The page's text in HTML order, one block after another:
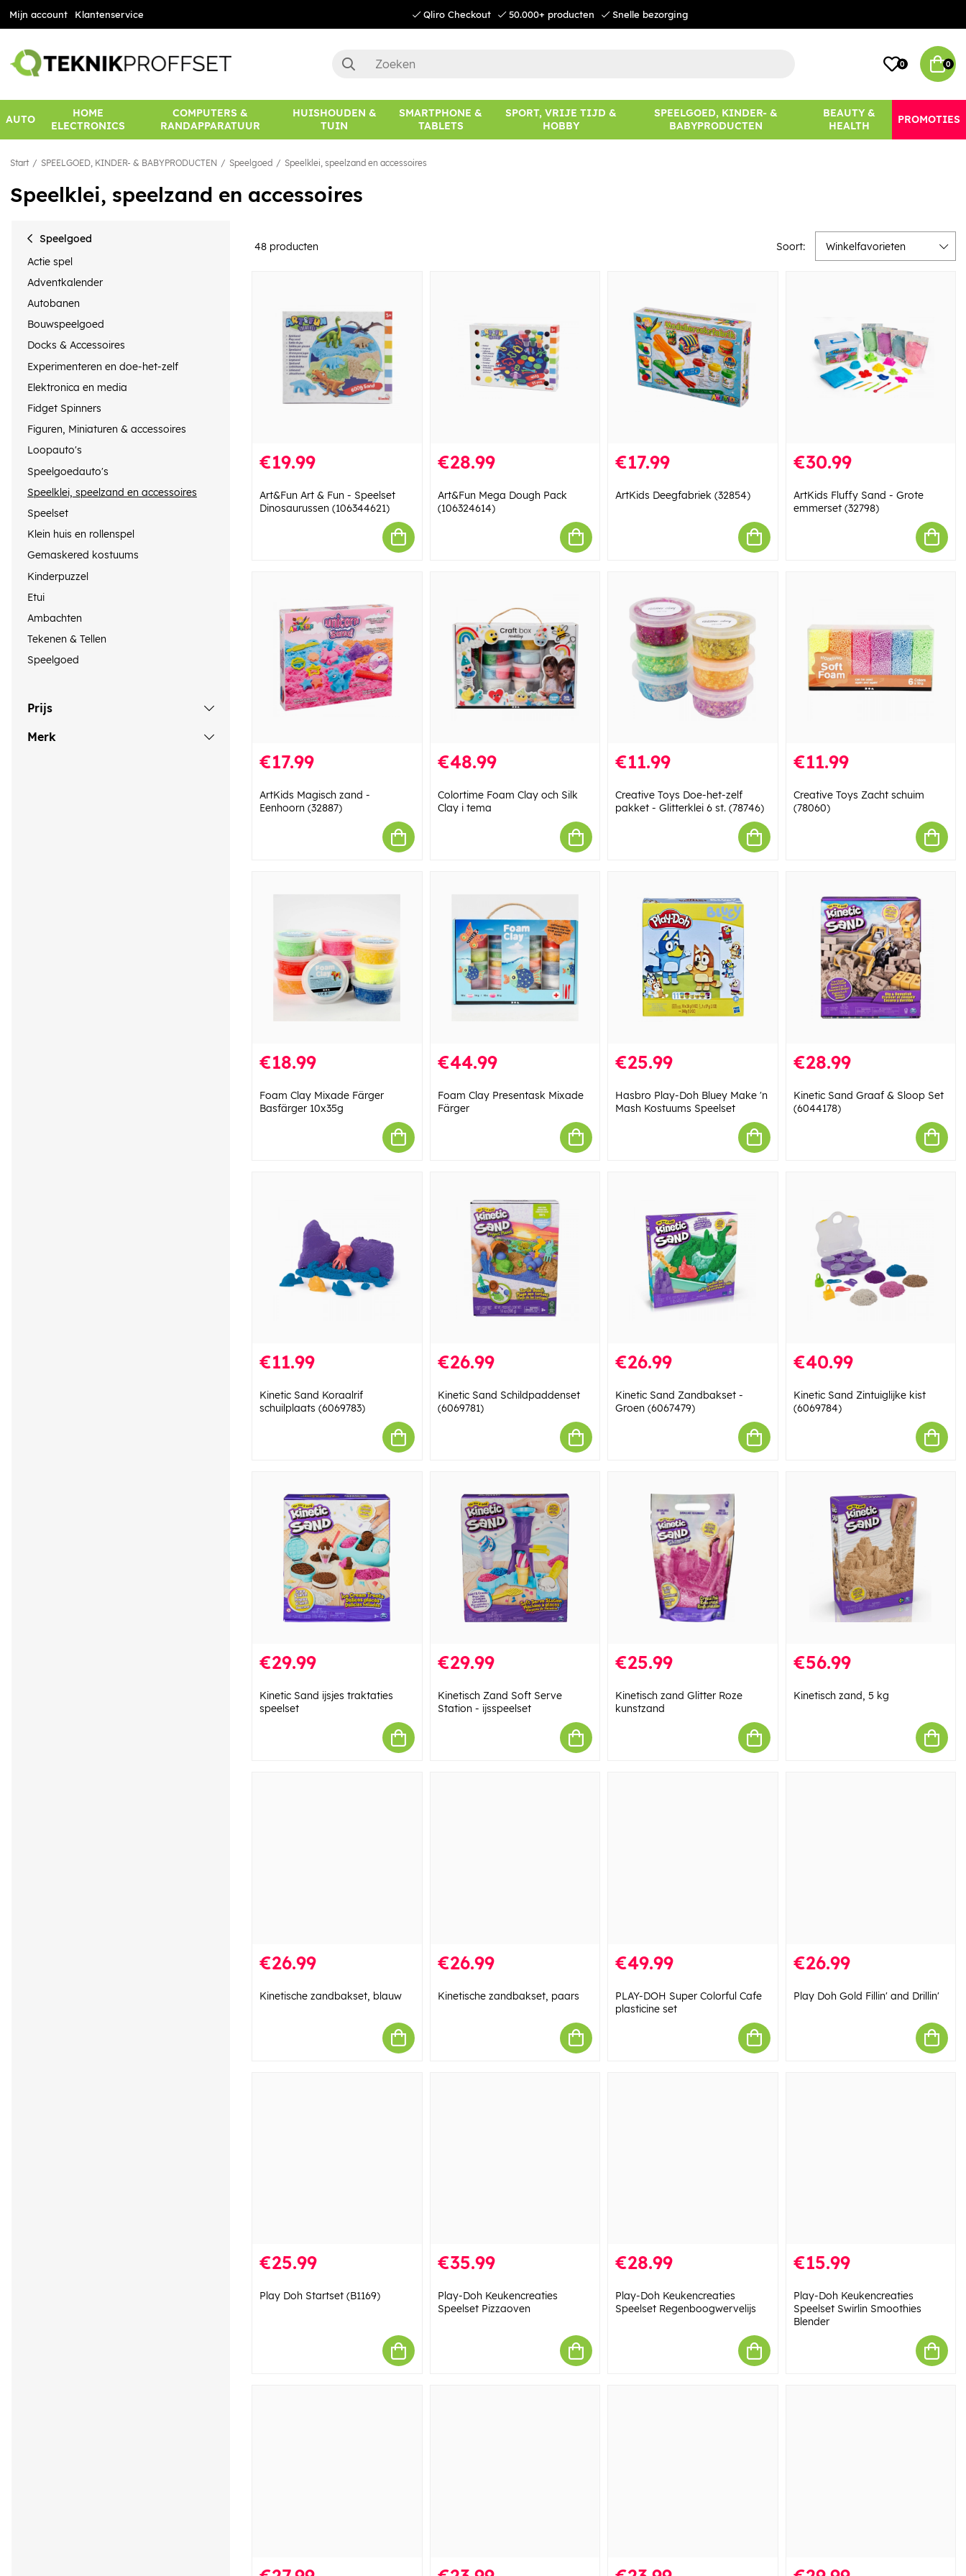
Mijn account Klantenservice Qliro Checkout 50.000+ producten Snelle bezorging
0 0
AUTO
HOME
ELECTRONICS
COMPUTERS &
RANDAPPARATUUR
HUISHOUDEN &
TUIN
SMARTPHONE &
TABLETS
SPORT, VRIJE TIJD &
HOBBY
SPEELGOED, KINDER- &
BABYPRODUCTEN
BEAUTY &
HEALTH
PROMOTIES
Start SPEELGOED, KINDER- & BABYPRODUCTEN Speelgoed Speelklei, speelzand en accessoires
Speelklei, speelzand en accessoires
Speelgoed
Actie spel
Adventkalender
Autobanen
Bouwspeelgoed
Docks & Accessoires
Experimenteren en doe-het-zelf
Elektronica en media
Fidget Spinners
Figuren, Miniaturen & accessoires
Loopauto's
Speelgoedauto's
Speelklei, speelzand en accessoires
Speelset
Klein huis en rollenspel
Gemaskered kostuums
Kinderpuzzel
Etui
Ambachten
Tekenen & Tellen
Speelgoed
Prijs
Merk
48 producten Soort: Winkelfavorieten
€19.99
Art&Fun Art & Fun - Speelset
Dinosaurussen (106344621)
€28.99
Art&Fun Mega Dough Pack
(106324614)
€17.99
ArtKids Deegfabriek (32854)
€30.99
ArtKids Fluffy Sand - Grote
emmerset (32798)
€17.99
ArtKids Magisch zand -
Eenhoorn (32887)
€48.99
Colortime Foam Clay och Silk
Clay i tema
€11.99
Creative Toys Doe-het-zelf
pakket - Glitterklei 6 st. (78746)
€11.99
Creative Toys Zacht schuim
(78060)
€18.99
Foam Clay Mixade Färger
Basfärger 10x35g
€44.99
Foam Clay Presentask Mixade
Färger
€25.99
Hasbro Play-Doh Bluey Make 'n
Mash Kostuums Speelset
€28.99
Kinetic Sand Graaf & Sloop Set
(6044178)
€11.99
Kinetic Sand Koraalrif
schuilplaats (6069783)
€26.99
Kinetic Sand Schildpaddenset
(6069781)
€26.99
Kinetic Sand Zandbakset -
Groen (6067479)
€40.99
Kinetic Sand Zintuiglijke kist
(6069784)
€29.99
Kinetic Sand ijsjes traktaties
speelset
€29.99
Kinetisch Zand Soft Serve
Station - ijsspeelset
€25.99
Kinetisch zand Glitter Roze
kunstzand
€56.99
Kinetisch zand, 5 kg
€26.99
Kinetische zandbakset, blauw
€26.99
Kinetische zandbakset, paars
€49.99
PLAY-DOH Super Colorful Cafe
plasticine set
€26.99
Play Doh Gold Fillin' and Drillin'
€25.99
Play Doh Startset (B1169)
€35.99
Play-Doh Keukencreaties
Speelset Pizzaoven
€28.99
Play-Doh Keukencreaties
Speelset Regenboogwervelijs
€15.99
Play-Doh Keukencreaties
Speelset Swirlin Smoothies
Blender